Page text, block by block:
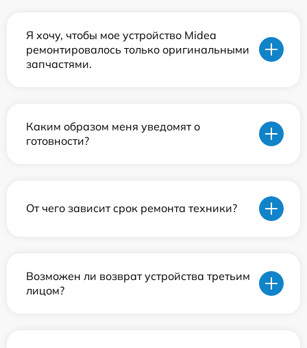
Я хочу, чтобы мое устройство Midea
ремонтировалось только оригинальными
запчастями.
Каким образом меня уведомят о
готовности?
От чего зависит срок ремонта техники?
Возможен ли возврат устройства третьим
лицом?